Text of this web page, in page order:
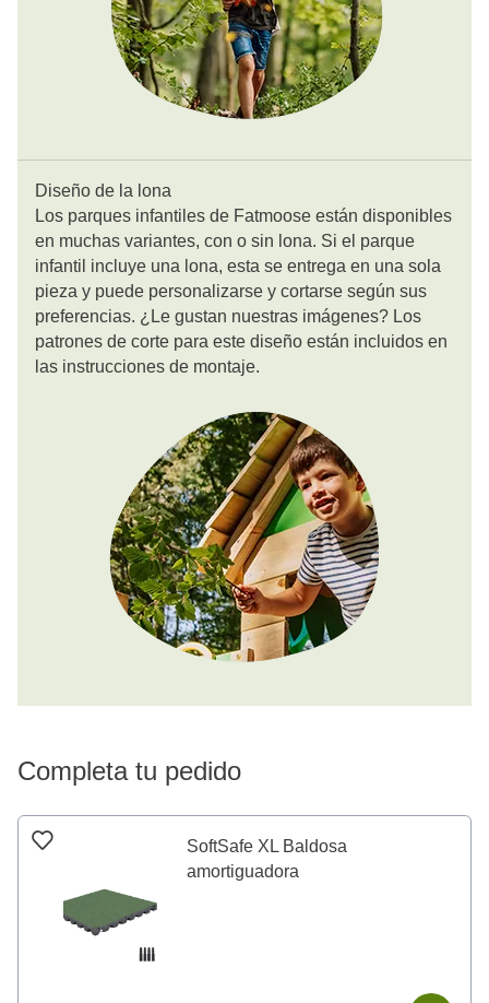
Diseño de la lona
Los parques infantiles de Fatmoose están disponibles
en muchas variantes, con o sin lona. Si el parque
infantil incluye una lona, esta se entrega en una sola
pieza y puede personalizarse y cortarse según sus
preferencias. ¿Le gustan nuestras imágenes? Los
patrones de corte para este diseño están incluidos en
las instrucciones de montaje.
Completa tu pedido
SoftSafe XL Baldosa
amortiguadora